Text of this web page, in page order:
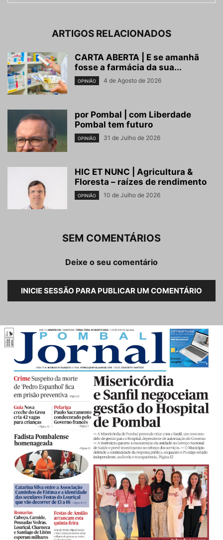
ARTIGOS RELACIONADOS
CARTA ABERTA | E se amanhã
fosse a farmácia da sua...
OPINIÃO 4 de Agosto de 2026
por Pombal | com Liberdade
Pombal tem futuro
OPINIÃO 31 de Julho de 2026
HIC ET NUNC | Agricultura &
Floresta – raízes de rendimento
OPINIÃO 10 de Julho de 2026
SEM COMENTÁRIOS
Deixe o seu comentário
INICIE SESSÃO PARA PUBLICAR UM COMENTÁRIO